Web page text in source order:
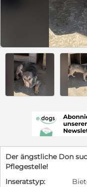
Der ängstliche Don
Pflegestelle!
Inseratstyp: